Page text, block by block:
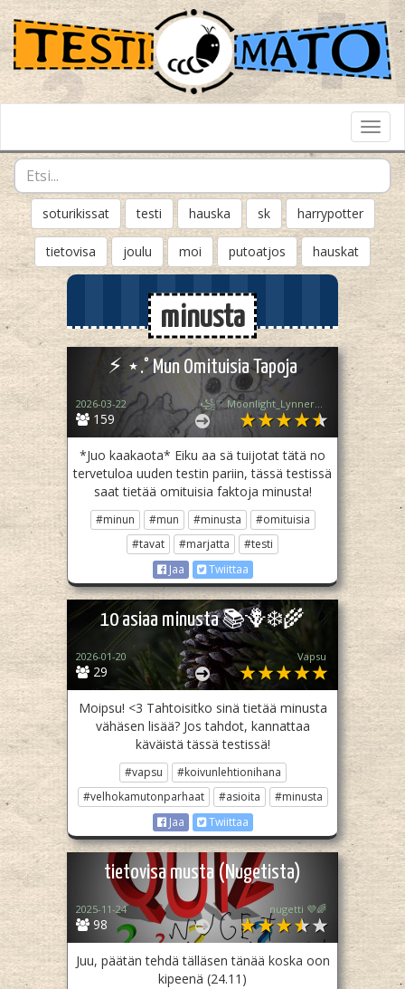
soturikissat testi hauska sk harrypotter
tietovisa joulu moi putoatjos hauskat
minusta
⚡︎ ⋆.˚ Mun Omituisia Tapoja
159
2026-03-22 ꧁♡ Moonlight_Lynner_Lover ♡꧂
*Juo kaakaota* Eiku aa sä tuijotat tätä no
tervetuloa uuden testin pariin, tässä testissä
saat tietää omituisia faktoja minusta!
#minun #mun #minusta
#omituisia
#tavat
#marjatta
#testi
Jaa
Twiittaa
10 asiaa minusta 📚🪻❄️🌾
29
2026-01-20 Vapsu
Moipsu! <3 Tahtoisitko sinä tietää minusta
vähäsen lisää? Jos tahdot, kannattaa
käväistä tässä testissä!
#vapsu
#koivunlehtionihana
#velhokamutonparhaat
#asioita
#minusta
Jaa
Twiittaa
tietovisa musta (Nugetista)
98
2025-11-24 nugetti 💜🌈
Juu, päätän tehdä tälläsen tänää koska oon
kipeenä (24.11)